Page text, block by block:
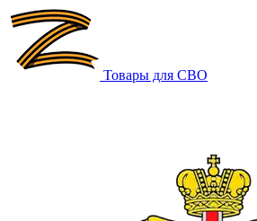
Товары для СВО